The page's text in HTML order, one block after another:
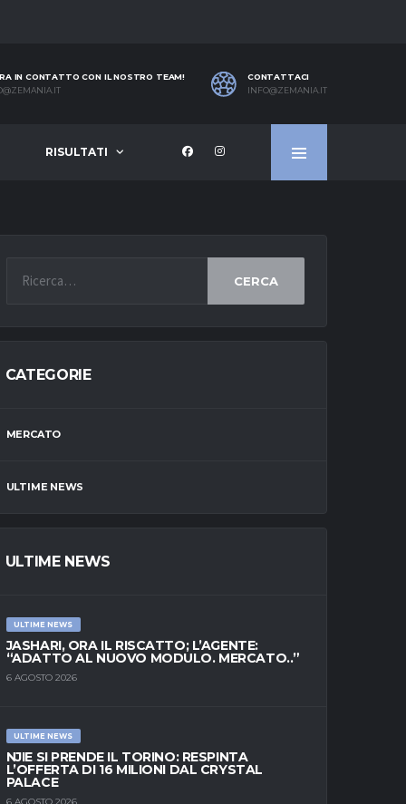
IN CONTATTO CON IL NOSTRO TEAM!
CONTATTACI
INFO@ZEMANIA.IT
RISULTATI
CERCA
CATEGORIE
MERCATO
ULTIME NEWS
ULTIME NEWS
ULTIME NEWS
JASHARI, ORA IL RISCATTO; L’AGENTE:
“ADATTO AL NUOVO MODULO. MERCATO..”
6 AGOSTO 2026
ULTIME NEWS
NJIE SI PRENDE IL TORINO: RESPINTA
L’OFFERTA DI 16 MILIONI DAL CRYSTAL
PALACE